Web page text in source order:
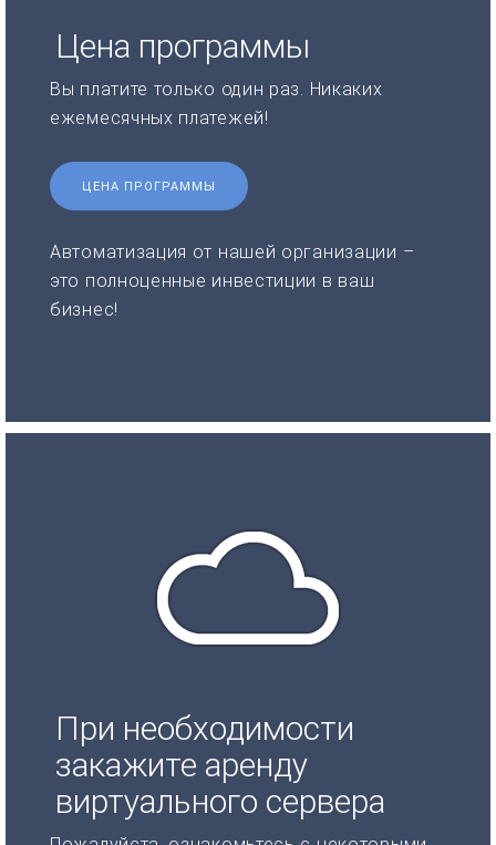
Цена программы
Вы платите только один раз. Никаких
ежемесячных платежей!
ЦЕНА ПРОГРАММЫ
Автоматизация от нашей организации –
это полноценные инвестиции в ваш
бизнес!
При необходимости
закажите аренду
виртуального сервера